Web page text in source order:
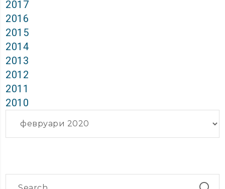
2017
2016
2015
2014
2013
2012
2011
2010